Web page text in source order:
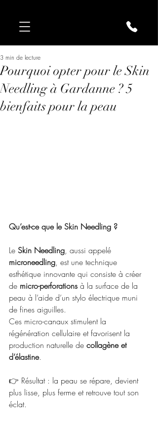
Pourquoi opter pour le Skin
Needling à Gardanne ? 5
bienfaits pour la peau
3 min de lecture
Qu’est-ce que le Skin Needling ?
Le Skin Needling, aussi appelé
microneedling, est une technique
esthétique innovante qui consiste à créer
de micro-perforations à la surface de la
peau à l’aide d’un stylo électrique muni
de fines aiguilles.
Ces micro-canaux stimulent la
régénération cellulaire et favorisent la
production naturelle de collagène et
d’élastine.
👉 Résultat : la peau se répare, devient
plus lisse, plus ferme et retrouve tout son
éclat.